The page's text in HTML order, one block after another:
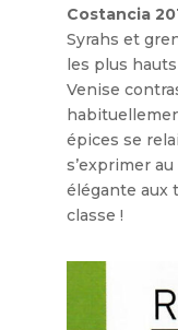
Costancia
Syrahs et
les plus
Venise
épices se
s’exprimer
élégante aux
classe !